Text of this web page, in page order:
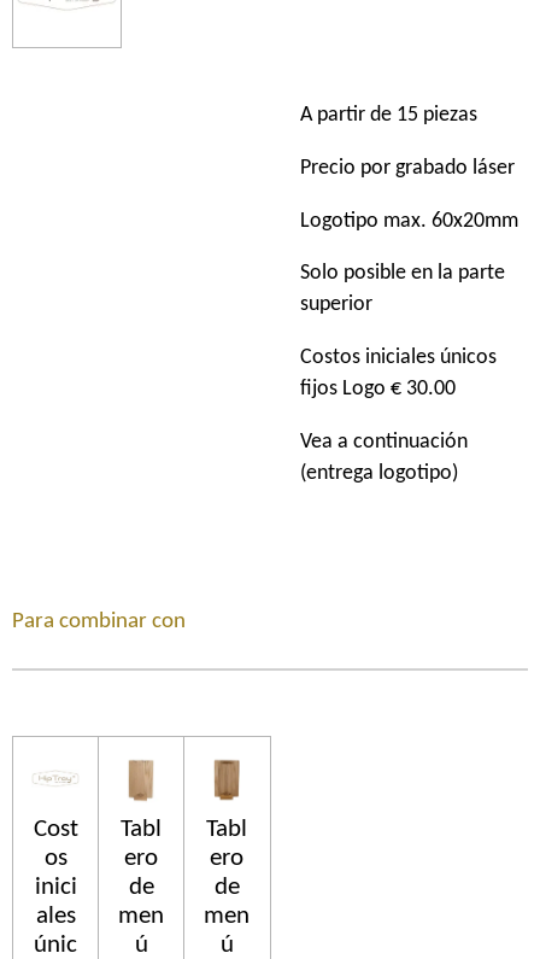
A partir de 15 piezas
Precio por grabado láser
Logotipo max. 60x20mm
Solo posible en la parte
superior
Costos iniciales únicos
fijos Logo € 30.00
Vea a continuación
(entrega logotipo)
Para combinar con
Cost
os
inici
ales
únic
Tabl
ero
de
men
ú
Tabl
ero
de
men
ú